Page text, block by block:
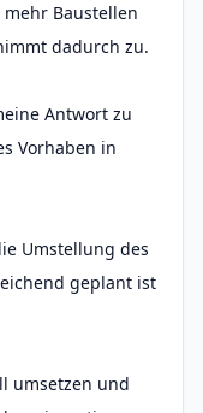
Baustellen
dadurch zu.
Antwort zu
Vorhaben in
Umstellung des
geplant ist
umsetzen und